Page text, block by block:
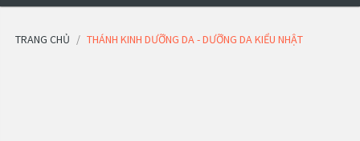
TRANG CHỦ THÁNH KINH DƯỠNG DA - DƯỠNG DA KIỂU NHẬT